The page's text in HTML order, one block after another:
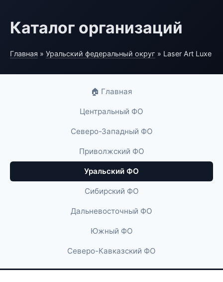
Каталог организаций
Главная » Уральский федеральный округ » Laser Art Luxe
🏠 Главная
Центральный ФО
Северо-Западный ФО
Приволжский ФО
Уральский ФО
Сибирский ФО
Дальневосточный ФО
Южный ФО
Северо-Кавказский ФО